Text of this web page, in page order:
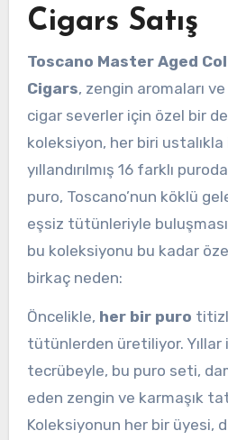
Cigars Satış
Toscano Master Aged
Cigars, zengin aromaları
cigar severler için özel bir
koleksiyon, her biri
yıllandırılmış 16 farklı
puro, Toscano’nun köklü
eşsiz tütünleriyle
bu koleksiyonu bu kadar
birkaç neden:
Öncelikle, her bir puro
tütünlerden üretiliyor. Yıllar
tecrübeyle, bu puro seti,
eden zengin ve karmaşık
Koleksiyonun her bir üyesi,